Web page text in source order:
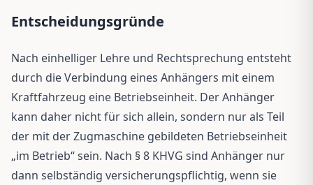
Entscheidungsgründe
Nach einhelliger Lehre und Rechtsprechung entsteht
durch die Verbindung eines Anhängers mit einem
Kraftfahrzeug eine Betriebseinheit. Der Anhänger
kann daher nicht für sich allein, sondern nur als Teil
der mit der Zugmaschine gebildeten Betriebseinheit
„im Betrieb“ sein. Nach § 8 KHVG sind Anhänger nur
dann selbständig versicherungspflichtig, wenn sie